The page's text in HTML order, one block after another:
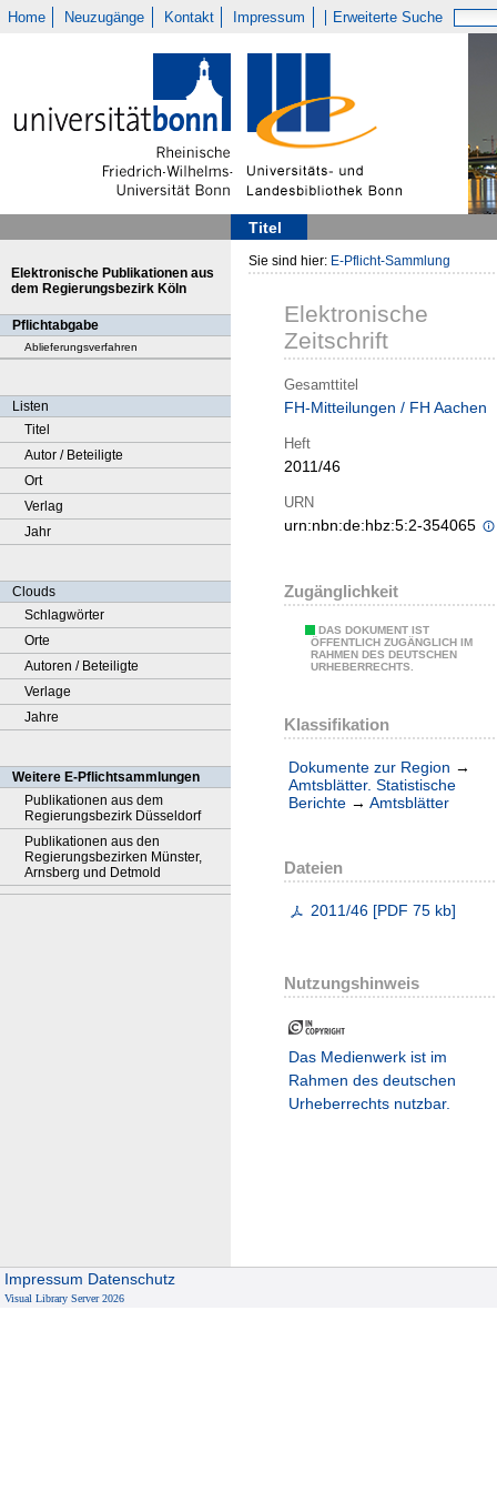
Home Neuzugänge Kontakt Impressum Erweiterte Suche
Titel
Elektronische Publikationen aus
dem Regierungsbezirk Köln
Pflichtabgabe
Ablieferungsverfahren
Listen
Titel
Autor / Beteiligte
Ort
Verlag
Jahr
Clouds
Schlagwörter
Orte
Autoren / Beteiligte
Verlage
Jahre
Weitere E-Pflichtsammlungen
Publikationen aus dem
Regierungsbezirk Düsseldorf
Publikationen aus den
Regierungsbezirken Münster,
Arnsberg und Detmold
Sie sind hier: E-Pflicht-Sammlung
Elektronische
Zeitschrift
Gesamttitel
FH-Mitteilungen / FH Aachen
Heft
2011/46
URN
urn:nbn:de:hbz:5:2-354065
Zugänglichkeit
DAS DOKUMENT IST
ÖFFENTLICH ZUGÄNGLICH IM
RAHMEN DES DEUTSCHEN
URHEBERRECHTS.
Klassifikation
Dokumente zur Region →
Amtsblätter. Statistische
Berichte → Amtsblätter
Dateien
2011/46 [PDF 75 kb]
Nutzungshinweis
Das Medienwerk ist im
Rahmen des deutschen
Urheberrechts nutzbar.
Impressum Datenschutz
Visual Library Server 2026